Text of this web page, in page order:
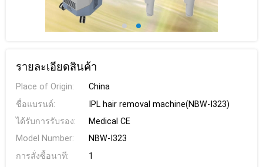
รายละเอียดสินค้า
Place of Origin:
China
ชื่อแบรนด์:
IPL hair removal machine(NBW-I323)
ได้รับการรับรอง:
Medical CE
Model Number:
NBW-I323
การสั่งซื้อนาที:
1